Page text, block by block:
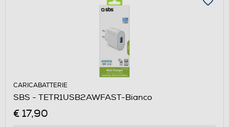
CARICABATTERIE
SBS - TETR1USB2AWFAST-Bianco
€ 17,90